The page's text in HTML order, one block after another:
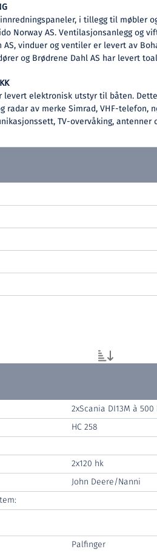
i tillegg til møbler
Norway AS. Ventilasjonsanlegg og
AS, vinduer og ventiler er levert av
og Brødrene Dahl AS har levert
levert elektronisk utstyr til båten.
radar av merke Simrad, VHF-telefon,
TV-overvåking, antenner
2xScania DI13M à 500
HC 258
2x120 hk
John Deere/Nanni
Palfinger